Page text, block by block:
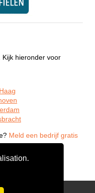
hieronder voor
Meld een bedrijf gratis